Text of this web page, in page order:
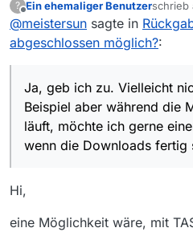
noch läuft, möchte
haben, wenn die
Logmitteilung in
reichen.
?
Offline
Ein ehemaliger Benutzerschrieb
zuletzt
@meistersun sagte in
abgeschlossen möglich?:
Ja, geb ich zu. Vielleicht
Beispiel aber während die
läuft, möchte ich gerne
wenn die Downloads fertig
Hi,
eine Möglichkeit wäre, mit